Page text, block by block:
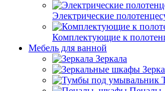
Электрические
Комплектующие к
Мебель для ванной
Зеркала